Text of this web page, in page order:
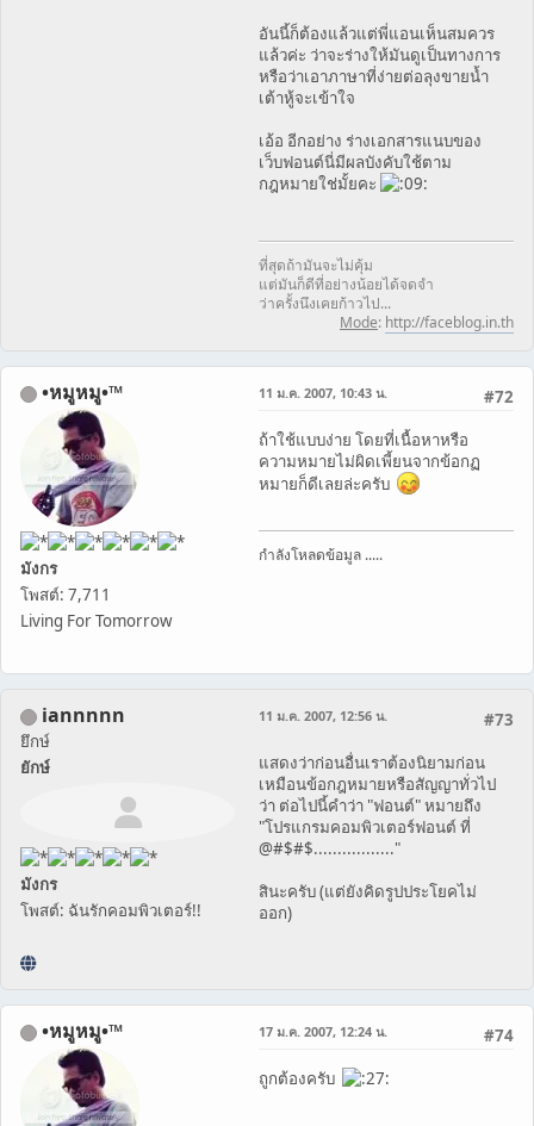
อันนี้ก็ต้องแล้วแต่พี่แอนเห็นสมควร
แล้วค่ะ ว่าจะร่างให้มันดูเป็นทางการ
หรือว่าเอาภาษาที่ง่ายต่อลุงขายน้ำ
เต้าหู้จะเข้าใจ
เอ้อ อีกอย่าง ร่างเอกสารแนบของ
เว็บฟอนต์นี่มีผลบังคับใช้ตาม
กฎหมายใช่มั้ยคะ
ที่สุดถ้ามันจะไม่คุ้ม
แต่มันก็ดีที่อย่างน้อยได้จดจำ
ว่าครั้งนึงเคยก้าวไป...
Mode: http://faceblog.in.th
•หมูหมู•™
มังกร
โพสต์: 7,711
Living For Tomorrow
#72
11 ม.ค. 2007, 10:43 น.
ถ้าใช้แบบง่าย โดยที่เนื้อหาหรือ
ความหมายไม่ผิดเพี้ยนจากข้อกฏ
หมายก็ดีเลยล่ะครับ
กำลังโหลดข้อมูล .....
iannnnn
ยึกษ์
ยักษ์
มังกร
โพสต์: ฉันรักคอมพิวเตอร์!!
#73
11 ม.ค. 2007, 12:56 น.
แสดงว่าก่อนอื่นเราต้องนิยามก่อน
เหมือนข้อกฎหมายหรือสัญญาทั่วไป
ว่า ต่อไปนี้คำว่า "ฟอนต์" หมายถึง
"โปรแกรมคอมพิวเตอร์ฟอนต์ ที่
@#$#$................."
สินะครับ (แต่ยังคิดรูปประโยคไม่
ออก)
•หมูหมู•™ #74
17 ม.ค. 2007, 12:24 น.
ถูกต้องครับ